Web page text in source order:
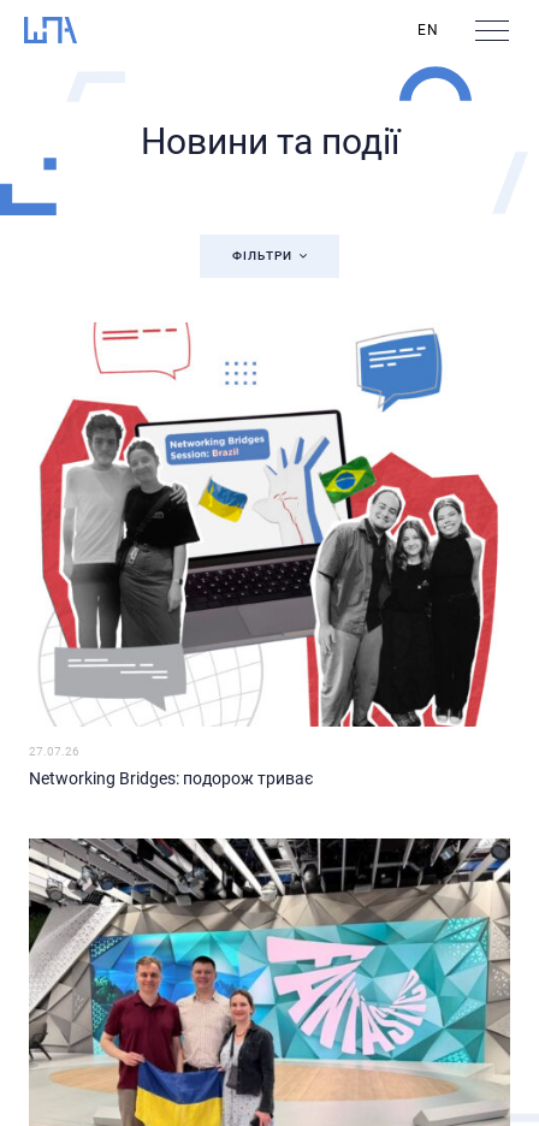
EN
Новини та події
ФІЛЬТРИ
27.07.26
Networking Bridges: подорож триває